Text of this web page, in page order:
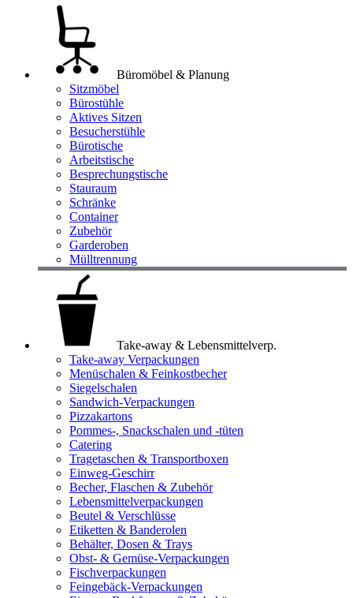
Büromöbel & Planung
Sitzmöbel
Bürostühle
Aktives Sitzen
Besucherstühle
Bürotische
Arbeitstische
Besprechungstische
Stauraum
Schränke
Container
Zubehör
Garderoben
Mülltrennung
Take-away & Lebensmittelverp.
Take-away Verpackungen
Menüschalen & Feinkostbecher
Siegelschalen
Sandwich-Verpackungen
Pizzakartons
Pommes-, Snackschalen und -tüten
Catering
Tragetaschen & Transportboxen
Einweg-Geschirr
Becher, Flaschen & Zubehör
Lebensmittelverpackungen
Beutel & Verschlüsse
Etiketten & Banderolen
Behälter, Dosen & Trays
Obst- & Gemüse-Verpackungen
Fischverpackungen
Feingebäck-Verpackungen